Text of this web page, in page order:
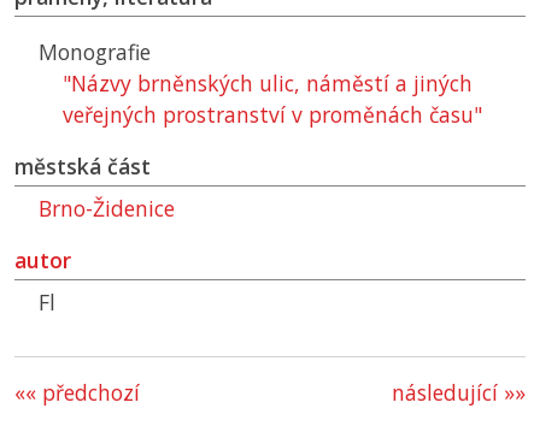
Monografie
"Názvy brněnských ulic, náměstí a jiných
veřejných prostranství v proměnách času"
městská část
Brno-Židenice
autor
Fl
«« předchozí následující »»